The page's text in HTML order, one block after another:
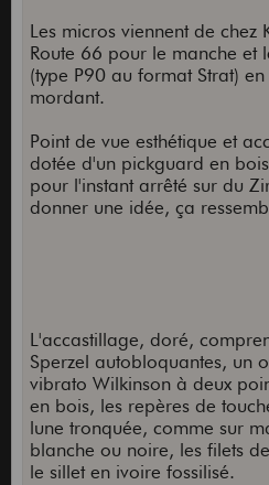
Les micros viennent de chez
Route 66 pour le manche et
(type P90 au format Strat)
mordant.
Point de vue esthétique et
dotée d'un pickguard en
pour l'instant arrêté sur du
donner une idée, ça
L'accastillage, doré,
Sperzel autobloquantes, un
vibrato Wilkinson à deux
en bois, les repères de
lune tronquée, comme sur
blanche ou noire, les filets
le sillet en ivoire fossilisé.